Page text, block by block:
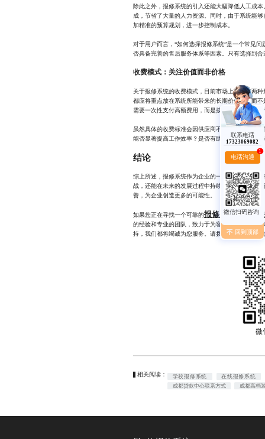
除此之外，报修系统的引入还能大幅降低人工成
成，节省了大量的人力资源。同时，由于系统能
加精准的预算规划，进一步控制成本。
对于用户而言，“如何选择报修系统”是一个常见
否具备完善的售后服务体系等因素。只有选择到
收费模式：关注价值而非价格
关于报修系统的收费模式，目前市场上主要有两
都应将重点放在系统所能带来的长期价值上，而
需要一次性支付高额费用，而是按需付费；而一
虽然具体的收费标准会因供应商不同而有所差异
能否显著提高工作效率？是否有助于降低成本？
结论
综上所述，报修系统作为企业的一项战略投资，
战，还能在未来的发展过程中持续发挥作用。随
善，为企业创造更多的可能性。
如果您正在寻找一个可靠的报修系统开发解
的经验和专业的团队，致力于为客户打造高效、
持，我们都将竭诚为您服务。请拨打17723342546
微
相关阅读： 学校报修系统
在线报修系统
成都贷款中心联系方式
成都高档
联系电话
17323069082
电话沟通
1
回到顶部